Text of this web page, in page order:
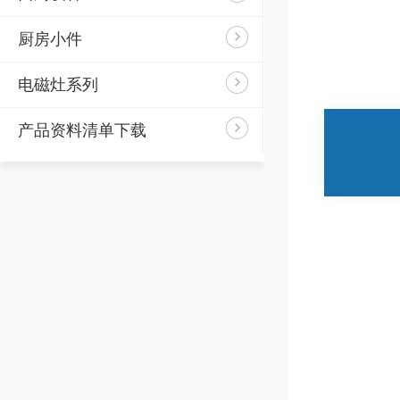
厨房小件
电磁灶系列
产品资料清单下载